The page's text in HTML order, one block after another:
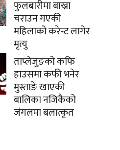
फुलबारीमा बाख्रा
चराउन गएकी
महिलाको करेन्ट लागेर
मृत्यु
ताप्लेजुङको कफि
हाउसमा कफी भनेर
मुस्ताङे खाएकी
बालिका नजिकैको
जंगलमा बलात्कृत